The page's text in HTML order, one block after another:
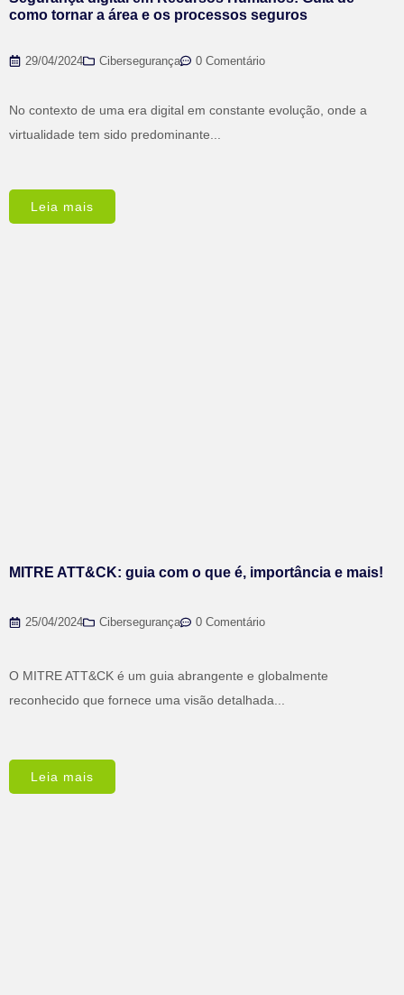
como tornar a área e os processos seguros
29/04/2024 Cibersegurança 0 Comentário
No contexto de uma era digital em constante evolução, onde a
virtualidade tem sido predominante...
Leia mais
MITRE ATT&CK: guia com o que é, importância e mais!
25/04/2024 Cibersegurança 0 Comentário
O MITRE ATT&CK é um guia abrangente e globalmente
reconhecido que fornece uma visão detalhada...
Leia mais